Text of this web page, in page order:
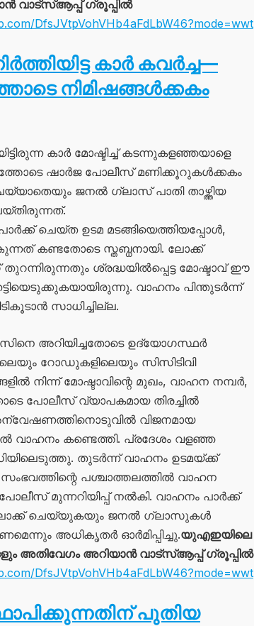
വാട്സ്ആപ്പ് ഗ്രൂപ്പിൽ
DfsJVtpVohVHb4aFdLbW46?mode=wwt
കാർ കവർച്ച—
നിമിഷങ്ങൾക്കകം
കാർ മോഷ്ടിച്ച് കടന്നുകളഞ്ഞയാളെ
ഷാർജ പോലീസ് മണിക്കൂറുകൾക്കകം
ജനൽ ഗ്ലാസ് പാതി താഴ്ത്തിയ
ചെയ്ത ഉടമ മടങ്ങിയെത്തിയപ്പോൾ,
കണ്ടതോടെ സ്തബ്ധനായി. ലോക്ക്
ശ്രദ്ധയിൽപ്പെട്ട മോഷ്ടാവ് ഈ
വാഹനം പിന്തുടർന്ന്
സാധിച്ചില്ല.
അറിയിച്ചതോടെ ഉദ്യോഗസ്ഥർ
റോഡുകളിലെയും സിസിടിവി
നിന്ന് മോഷ്ടാവിന്റെ മുഖം, വാഹന നമ്പർ,
പോലീസ് വ്യാപകമായ തിരച്ചിൽ
വിജനമായ
വാഹനം കണ്ടെത്തി. പ്രദേശം വളഞ്ഞ
തുടർന്ന് വാഹനം ഉടമയ്ക്ക്
സംഭവത്തിന്റെ പശ്ചാത്തലത്തിൽ വാഹന
മുന്നറിയിപ്പ് നൽകി. വാഹനം പാർക്ക്
ചെയ്യുകയും ജനൽ ഗ്ലാസുകൾ
അധികൃതർ ഓർമിപ്പിച്ചു.യുഎഇയിലെ
അതിവേഗം അറിയാൻ വാട്സ്ആപ്പ് ഗ്രൂപ്പിൽ
DfsJVtpVohVHb4aFdLbW46?mode=wwt
പുതിയ